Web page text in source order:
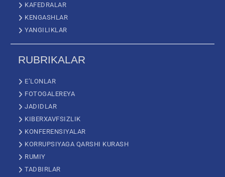
KAFEDRALAR
KENGASHLAR
YANGILIKLAR
RUBRIKALAR
E’LONLAR
FOTOGALEREYA
JADIDLAR
KIBERXAVFSIZLIK
KONFERENSIYALAR
KORRUPSIYAGA QARSHI KURASH
RUMIY
TADBIRLAR